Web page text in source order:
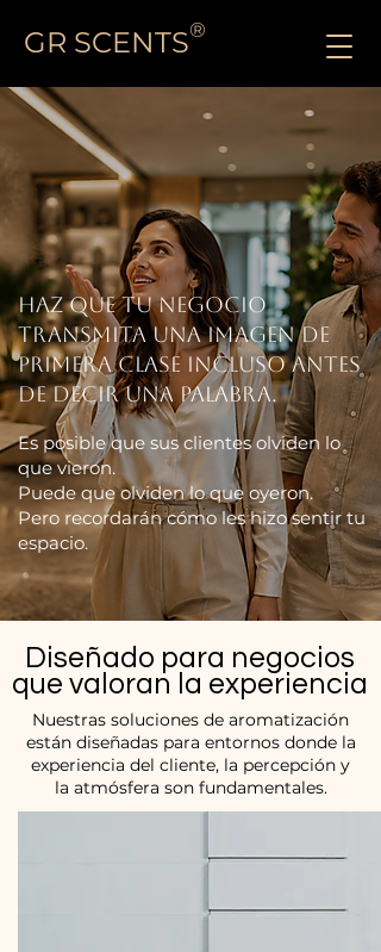
GR SCENTS®
Haz que tu negocio
transmita una imagen de
primera clase incluso antes
de decir una palabra.
Es posible que sus clientes olviden lo
que vieron.
Puede que olviden lo que oyeron.
Pero recordarán cómo les hizo sentir tu
espacio.
Diseñado para negocios
que valoran la experiencia
Nuestras soluciones de aromatización
están diseñadas para entornos donde la
experiencia del cliente, la percepción y
la atmósfera son fundamentales.